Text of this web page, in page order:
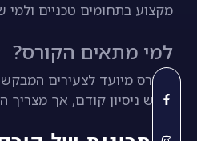
מקצוע בתחומים טכניים
למי מתאים הקורס?
הקורס מיועד לצעירים
דורש ניסיון קודם, אך